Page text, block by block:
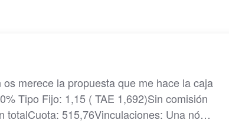
merece la propuesta que me hace la caja
Tipo Fijo: 1,15 ( TAE 1,692)Sin comisión
totalCuota: 515,76Vinculaciones: Una nó…